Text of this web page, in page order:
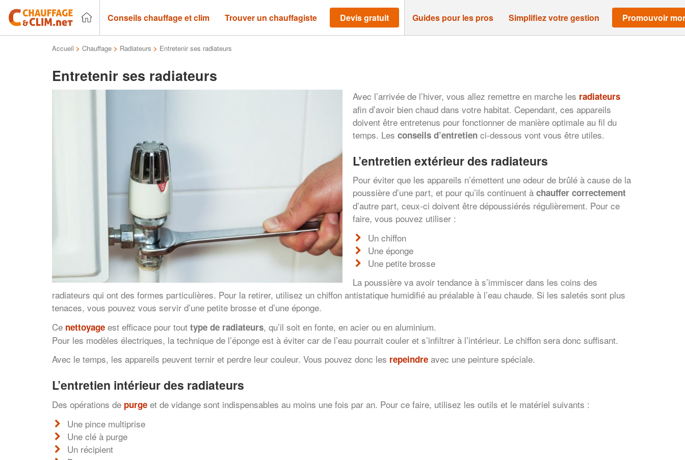
Conseils chauffage et clim Trouver un chauffagiste Devis gratuit Guides pour les pros Simplifiez votre gestion Promouvoir
Accueil > Chauffage > Radiateurs > Entretenir ses radiateurs
Entretenir ses radiateurs
Avec l’arrivée de l’hiver, vous allez remettre en marche les radiateurs
afin d’avoir bien chaud dans votre habitat. Cependant, ces appareils
doivent être entretenus pour fonctionner de manière optimale au fil du
temps. Les conseils d’entretien ci-dessous vont vous être utiles.
L’entretien extérieur des radiateurs
Pour éviter que les appareils n’émettent une odeur de brûlé à cause de la
poussière d’une part, et pour qu’ils continuent à chauffer correctement
d’autre part, ceux-ci doivent être dépoussiérés régulièrement. Pour ce
faire, vous pouvez utiliser :
Un chiffon
Une éponge
Une petite brosse
La poussière va avoir tendance à s’immiscer dans les coins des
radiateurs qui ont des formes particulières. Pour la retirer, utilisez un chiffon antistatique humidifié au préalable à l’eau chaude. Si les saletés sont plus
tenaces, vous pouvez vous servir d’une petite brosse et d’une éponge.
Ce nettoyage est efficace pour tout type de radiateurs, qu’il soit en fonte, en acier ou en aluminium.
Pour les modèles électriques, la technique de l’éponge est à éviter car de l’eau pourrait couler et s’infiltrer à l’intérieur. Le chiffon sera donc suffisant.
Avec le temps, les appareils peuvent ternir et perdre leur couleur. Vous pouvez donc les repeindre avec une peinture spéciale.
L’entretien intérieur des radiateurs
Des opérations de purge et de vidange sont indispensables au moins une fois par an. Pour ce faire, utilisez les outils et le matériel suivants :
Une pince multiprise
Une clé à purge
Un récipient